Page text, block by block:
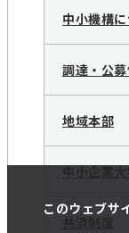
このウェブサ
中小機構
調達・公
地域本部
中小企業